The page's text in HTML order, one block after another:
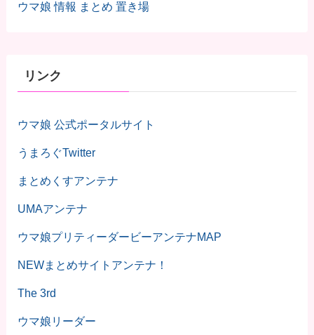
ウマ娘 情報 まとめ 置き場
リンク
ウマ娘 公式ポータルサイト
うまろぐTwitter
まとめくすアンテナ
UMAアンテナ
ウマ娘プリティーダービーアンテナMAP
NEWまとめサイトアンテナ！
The 3rd
ウマ娘リーダー